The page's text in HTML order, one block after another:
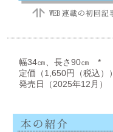
幅34㎝、長さ90㎝ *
定価（1,650円（税込））
発売日（2025年12月）